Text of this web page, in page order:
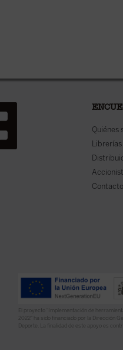
Quiénes
Librerías
Contacto
El proyecto “Implementación de
2022” ha sido financiado por la Dirección
Deporte. La finalidad de este apoyo es